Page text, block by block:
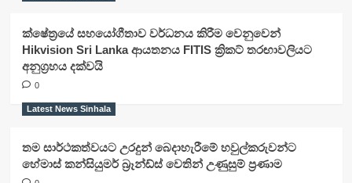
ක්ෂේත්‍රයේ සහයෝගීතාව වර්ධනය කිරීම වෙනුවෙන්
Hikvision Sri Lanka ආයතනය FITIS ක්‍රිකට් තරඟාවලියට
අනුග්‍රහය දක්වයි
0
Latest News Sinhala
තම සාර්ථකත්වයට උරදුන් බෙදාහැරීමේ හවුල්කරුවන්ට
හේමාස් කන්සියුමර් බ්‍රෑන්ඩ්ස් වෙතින් උණුසුම් ප්‍රණාම